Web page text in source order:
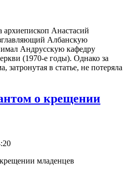
архиепископ Анастасий
Албанскую
Андрусскую кафедру
(1970-е годы). Однако за
затронутая в статье, не потеряла
о крещении